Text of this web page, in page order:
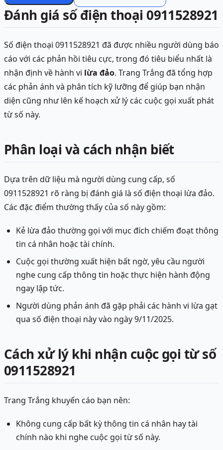
Đánh giá số điện thoại 0911528921
Số điện thoại 0911528921 đã được nhiều người dùng báo
cáo với các phản hồi tiêu cực, trong đó tiêu biểu nhất là
nhận định về hành vi lừa đảo. Trang Trắng đã tổng hợp
các phản ánh và phân tích kỹ lưỡng để giúp bạn nhận
diện cũng như lên kế hoạch xử lý các cuộc gọi xuất phát
từ số này.
Phân loại và cách nhận biết
Dựa trên dữ liệu mà người dùng cung cấp, số
0911528921 rõ ràng bị đánh giá là số điện thoại lừa đảo.
Các đặc điểm thường thấy của số này gồm:
Kẻ lừa đảo thường gọi với mục đích chiếm đoạt thông
tin cá nhân hoặc tài chính.
Cuộc gọi thường xuất hiện bất ngờ, yêu cầu người
nghe cung cấp thông tin hoặc thực hiện hành động
ngay lập tức.
Người dùng phản ánh đã gặp phải các hành vi lừa gạt
qua số điện thoại này vào ngày 9/11/2025.
Cách xử lý khi nhận cuộc gọi từ số
0911528921
Trang Trắng khuyến cáo bạn nên:
Không cung cấp bất kỳ thông tin cá nhân hay tài
chính nào khi nghe cuộc gọi từ số này.